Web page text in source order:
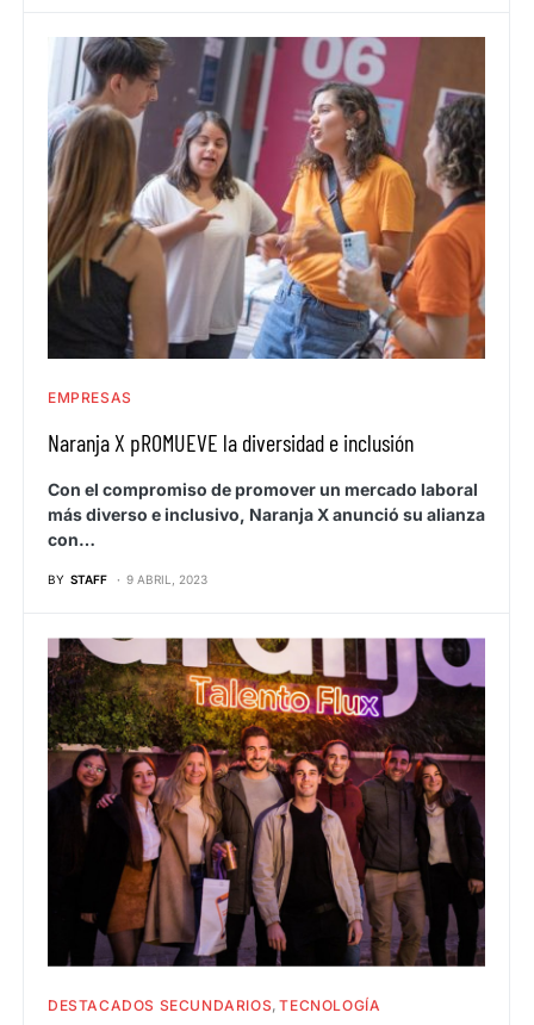
EMPRESAS
Naranja X pROMUEVE la diversidad e inclusión
Con el compromiso de promover un mercado laboral
más diverso e inclusivo, Naranja X anunció su alianza
con…
BY STAFF 9 ABRIL, 2023
DESTACADOS SECUNDARIOS TECNOLOGÍA